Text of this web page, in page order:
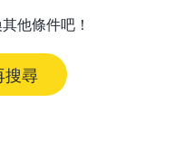
他條件吧！
搜尋